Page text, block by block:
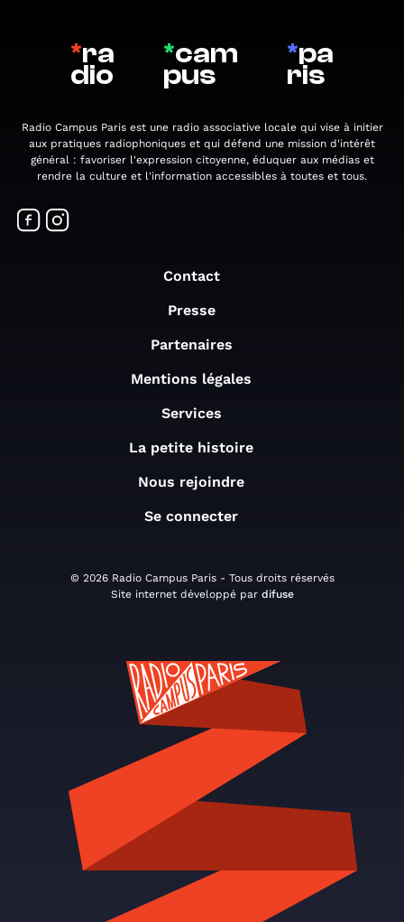
*ra
dio
*cam
pus
*pa
ris
Radio Campus Paris est une radio associative locale qui vise à initier
aux pratiques radiophoniques et qui défend une mission d'intérêt
général : favoriser l'expression citoyenne, éduquer aux médias et
rendre la culture et l'information accessibles à toutes et tous.
Contact
Presse
Partenaires
Mentions légales
Services
La petite histoire
Nous rejoindre
Se connecter
© 2026 Radio Campus Paris - Tous droits réservés
Site internet développé par difuse